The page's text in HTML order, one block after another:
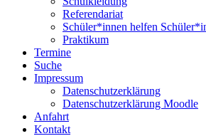
Referendariat
Schüler*innen helfen
Praktikum
Termine
Suche
Impressum
Datenschutzerklärung
Datenschutzerklärung Moodle
Anfahrt
Kontakt